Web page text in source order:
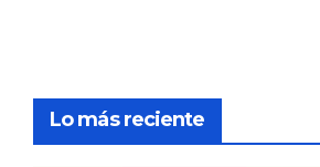
Lo más reciente